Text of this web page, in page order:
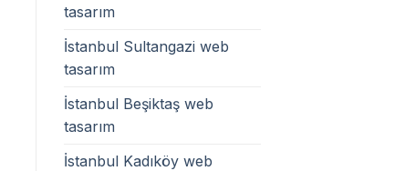
tasarım
İstanbul Sultangazi web
tasarım
İstanbul Beşiktaş web
tasarım
İstanbul Kadıköy web